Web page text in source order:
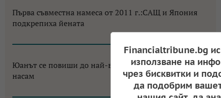
Първа съвместна намеса от 2011 г.:САЩ и Япония
подкрепиха йената
Юанът се повиши до най-високо ниво от 3 години
насам
09:19, 31.07.2026
Financialtribune.bg
използване на
чрез бисквитки и
да подобрим